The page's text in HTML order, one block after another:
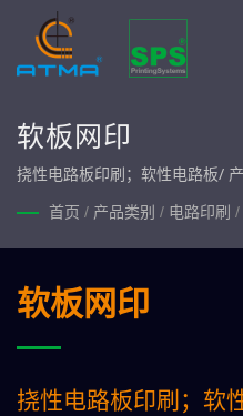
软板网印
挠性电路板印刷；软性电路板/
印刷、电路印刷、光电印刷、生
别。一条龙服务，产品自行制造
首页 / 产品类别 / 电路印刷 /
软板网印
挠性电路板印刷；软